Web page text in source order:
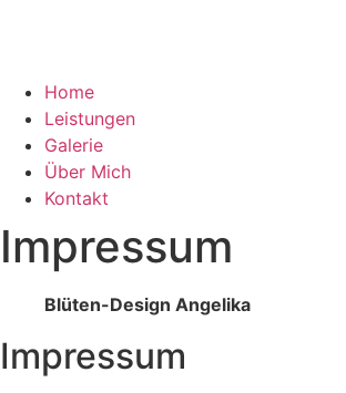
Home
Leistungen
Galerie
Über Mich
Kontakt
Impressum
Blüten-Design Angelika
Impressum